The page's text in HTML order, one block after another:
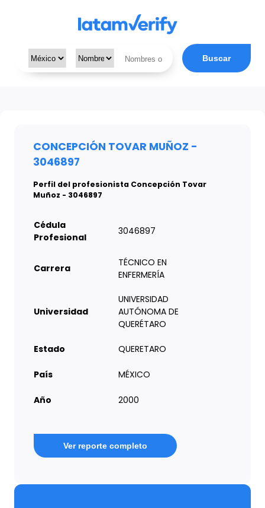
Buscar
CONCEPCIÓN TOVAR MUÑOZ -
3046897
Perfil del profesionista Concepción Tovar
Muñoz - 3046897
Cédula
Profesional
3046897
Carrera
TÉCNICO EN
ENFERMERÍA
Universidad
UNIVERSIDAD
AUTÓNOMA DE
QUERÉTARO
Estado QUERETARO
País MÉXICO
Año 2000
Ver reporte completo